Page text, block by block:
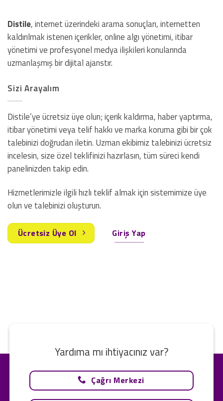
Distile, internet üzerindeki arama sonuçları, internetten
kaldırılmak istenen içerikler, online algı yönetimi, itibar
yönetimi ve profesyonel medya ilişkileri konularında
uzmanlaşmış bir dijital ajanstır.
Sizi Arayalım
Distile’ye ücretsiz üye olun; içerik kaldırma, haber yaptırma,
itibar yönetimi veya telif hakkı ve marka koruma gibi bir çok
talebinizi doğrudan iletin. Uzman ekibimiz talebinizi ücretsiz
incelesin, size özel teklifinizi hazırlasın, tüm süreci kendi
panelinizden takip edin.
Hizmetlerimizle ilgili hızlı teklif almak için sistemimize üye
olun ve talebinizi oluşturun.
Ücretsiz Üye Ol Giriş Yap
Yardıma mı ihtiyacınız var?
Çağrı Merkezi